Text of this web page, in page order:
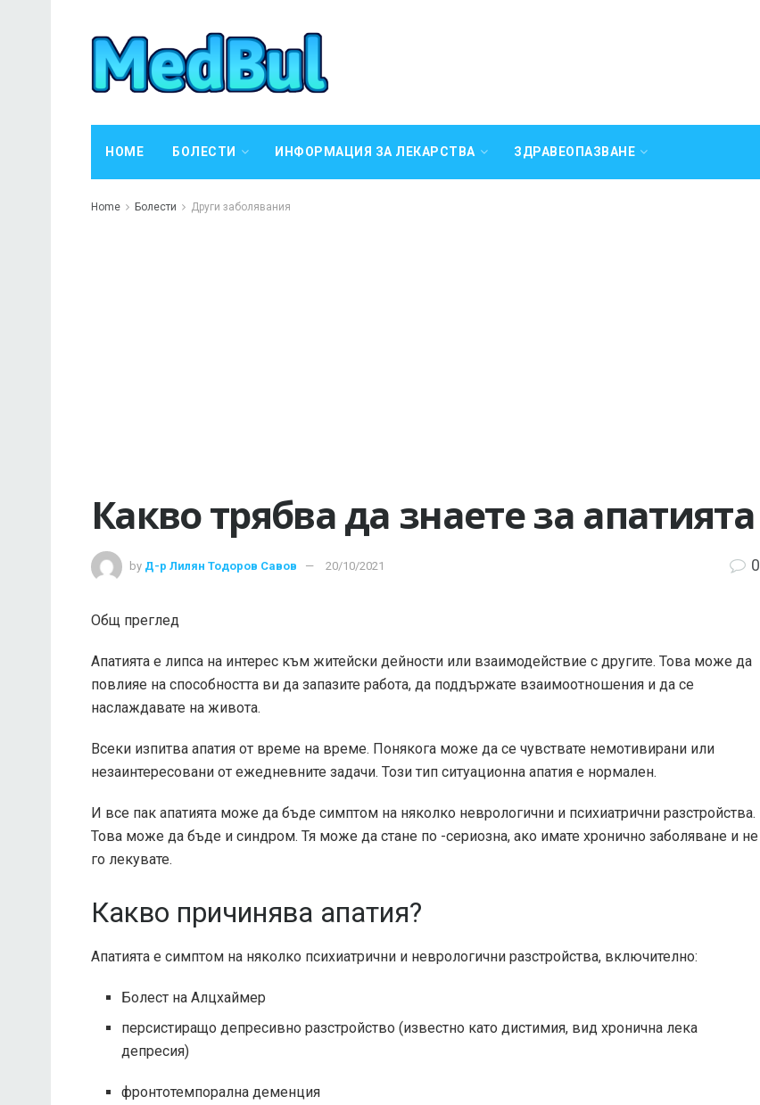
HOME БОЛЕСТИ ИНФОРМАЦИЯ ЗА ЛЕКАРСТВА ЗДРАВЕОПАЗВАНЕ
Home Болести Други заболявания
Какво трябва да знаете за апатията
by Д-р Лилян Тодоров Савов 20/10/2021 0
Общ преглед
Апатията е липса на интерес към житейски дейности или взаимодействие с другите. Това може да
повлияе на способността ви да запазите работа, да поддържате взаимоотношения и да се
наслаждавате на живота.
Всеки изпитва апатия от време на време. Понякога може да се чувствате немотивирани или
незаинтересовани от ежедневните задачи. Този тип ситуационна апатия е нормален.
И все пак апатията може да бъде симптом на няколко неврологични и психиатрични разстройства.
Това може да бъде и синдром. Тя може да стане по -сериозна, ако имате хронично заболяване и не
го лекувате.
Какво причинява апатия?
Апатията е симптом на няколко психиатрични и неврологични разстройства, включително:
Болест на Алцхаймер
персистиращо депресивно разстройство (известно като дистимия, вид хронична лека
депресия)
фронтотемпорална деменция